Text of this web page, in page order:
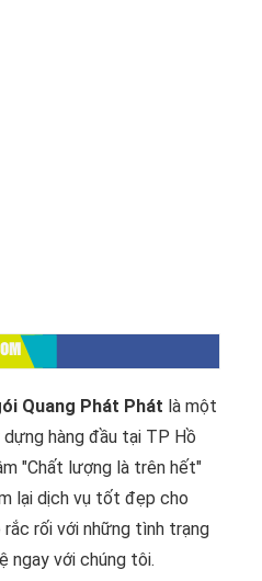
Quang Phát Phát là một
hàng đầu tại TP Hồ
"Chất lượng là trên hết"
lại dịch vụ tốt đẹp cho
rắc rối với những tình trạng
ngay với chúng tôi.